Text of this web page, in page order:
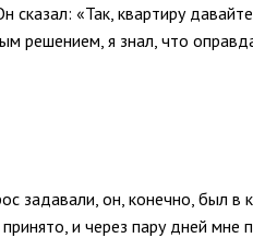
сказал: «Так, квартиру
решением, я знал, что
задавали, он, конечно, был в
и через пару дней мне